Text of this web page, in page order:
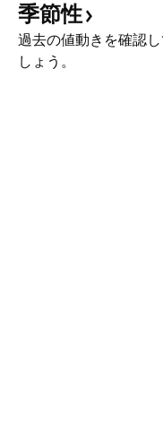
季節性
過去の値動きを確認
しょう。